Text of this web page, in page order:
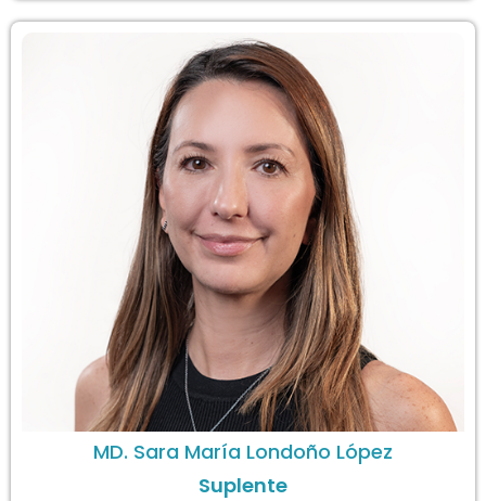
MD. Sara María Londoño López
Suplente